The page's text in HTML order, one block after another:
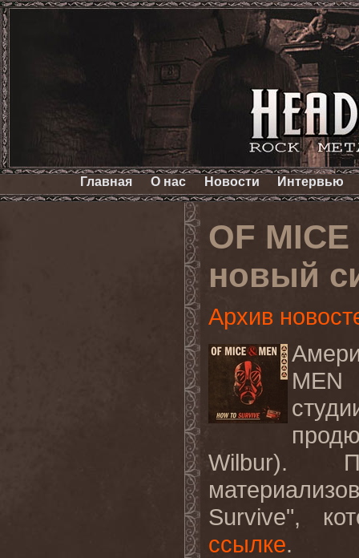
Главная О нас Новости Интервью
OF
новый
Архив
MEN
Wilbur).
Survive",
ссылке.